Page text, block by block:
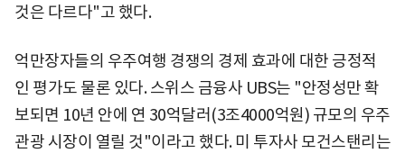
것은 다르다"고 했다.
억만장자들의 우주여행 경쟁의 경제 효과에 대한 긍정적
인 평가도 물론 있다. 스위스 금융사 UBS는 "안정성만 확
보되면 10년 안에 연 30억달러(3조4000억원) 규모의 우주
관광 시장이 열릴 것"이라고 했다. 미 투자사 모건스탠리는